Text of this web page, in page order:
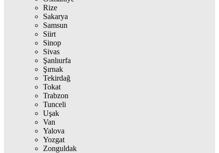
Rize
Sakarya
Samsun
Siirt
Sinop
Sivas
Şanlıurfa
Şırnak
Tekirdağ
Tokat
Trabzon
Tunceli
Uşak
Van
Yalova
Yozgat
Zonguldak